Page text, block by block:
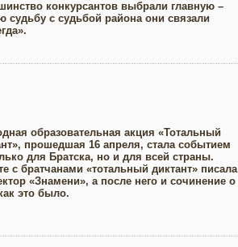
конкурсантов выбрали главную –
судьбу с судьбой района они связали
образовательная акция «Тотальный
прошедшая 16 апреля, стала событием
для Братска, но и для всей страны.
с братчанами «тотальный диктант» писала
«Знамени», а после него и сочинение о
это было.